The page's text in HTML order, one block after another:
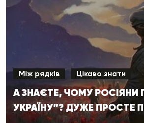
Між рядків Цікаво знати
А ЗНАЄТЕ, ЧОМУ РОСІЯНИ
УКРАЇНУ”? ДУЖЕ ПРОСТЕ